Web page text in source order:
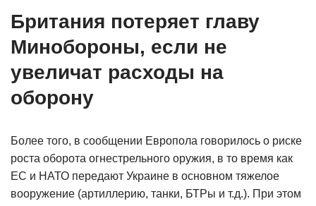
Британия потеряет главу
Минобороны, если не
увеличат расходы на
оборону
Более того, в сообщении Европола говорилось о риске
роста оборота огнестрельного оружия, в то время как
ЕС и НАТО передают Украине в основном тяжелое
вооружение (артиллерию, танки, БТРы и т.д.). При этом